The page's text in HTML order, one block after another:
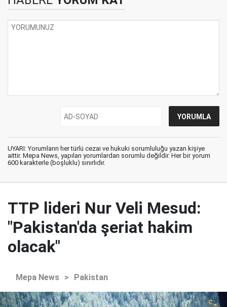
UYARI: Yorumların her türlü cezai ve hukuki sorumluluğu yazan kişiye
aittir. Mepa News, yapılan yorumlardan sorumlu değildir. Her bir yorum
600 karakterle (boşluklu) sınırlıdır.
TTP lideri Nur Veli Mesud:
"Pakistan'da şeriat hakim
olacak"
Mepa News > Pakistan